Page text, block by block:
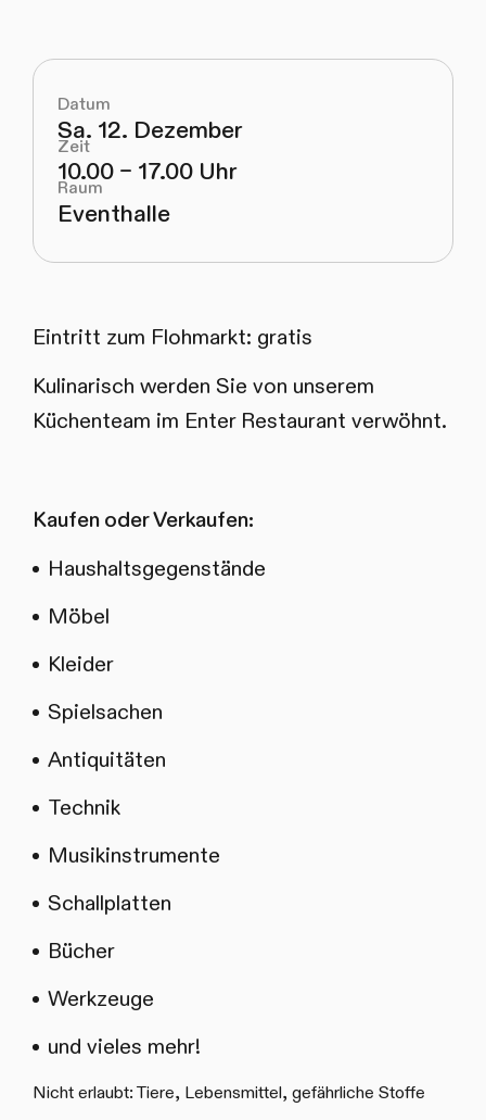
Datum
Sa. 12. Dezember
Zeit
10.00 – 17.00 Uhr
Raum
Eventhalle
Eintritt zum Flohmarkt: gratis
Kulinarisch werden Sie von unserem
Küchenteam im Enter Restaurant verwöhnt.
Kaufen oder Verkaufen:
Haushaltsgegenstände
Möbel
Kleider
Spielsachen
Antiquitäten
Technik
Musikinstrumente
Schallplatten
Bücher
Werkzeuge
und vieles mehr!
Nicht erlaubt: Tiere, Lebensmittel, gefährliche Stoffe